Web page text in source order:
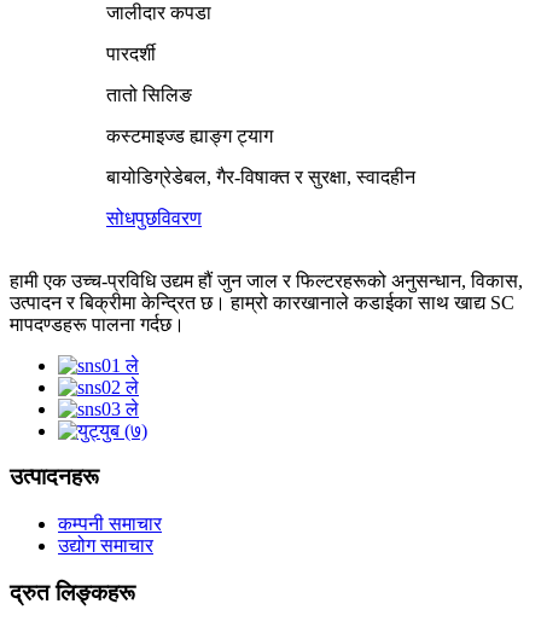
जालीदार कपडा
पारदर्शी
तातो सिलिङ
कस्टमाइज्ड ह्याङ्ग ट्याग
बायोडिग्रेडेबल, गैर-विषाक्त र सुरक्षा, स्वादहीन
सोधपुछविवरण
हामी एक उच्च-प्रविधि उद्यम हौं जुन जाल र फिल्टरहरूको अनुसन्धान, विकास,
उत्पादन र बिक्रीमा केन्द्रित छ। हाम्रो कारखानाले कडाईका साथ खाद्य SC
मापदण्डहरू पालना गर्दछ।
उत्पादनहरू
कम्पनी समाचार
उद्योग समाचार
द्रुत लिङ्कहरू